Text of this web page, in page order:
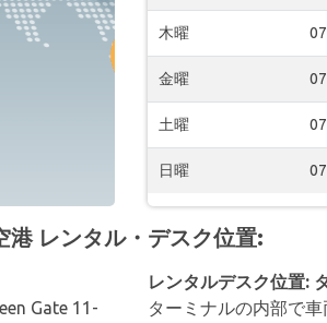
木曜
金曜
土曜
日曜
港 レンタル・デスク位置:
Gate 11-
レンタルデスク位置:
ターミナルの内部で